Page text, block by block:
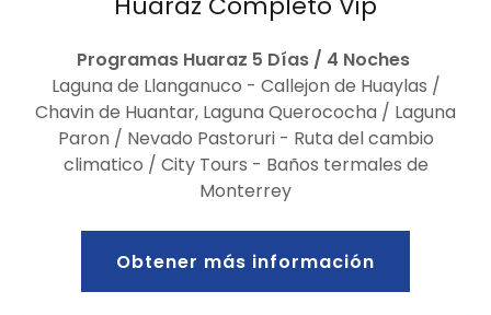
Programas Huaraz 5 Días / 4 Noches
Laguna de Llanganuco - Callejon de Huaylas /
Chavin de Huantar, Laguna Querococha / Laguna
Paron / Nevado Pastoruri - Ruta del cambio
climatico / City Tours - Baños termales de
Monterrey
Obtener más información